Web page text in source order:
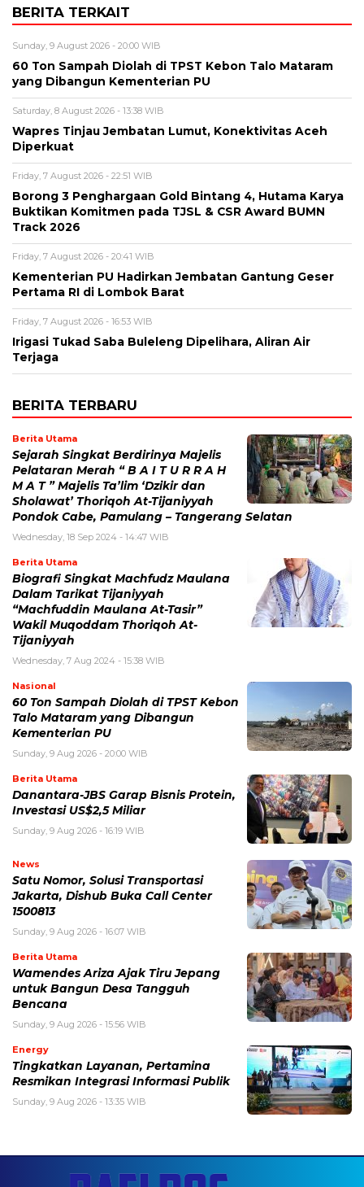
BERITA TERKAIT
Sunday, 9 August 2026 - 20:00 WIB
60 Ton Sampah Diolah di TPST Kebon Talo Mataram
yang Dibangun Kementerian PU
Saturday, 8 August 2026 - 13:38 WIB
Wapres Tinjau Jembatan Lumut, Konektivitas Aceh
Diperkuat
Friday, 7 August 2026 - 22:51 WIB
Borong 3 Penghargaan Gold Bintang 4, Hutama Karya
Buktikan Komitmen pada TJSL & CSR Award BUMN
Track 2026
Friday, 7 August 2026 - 20:41 WIB
Kementerian PU Hadirkan Jembatan Gantung Geser
Pertama RI di Lombok Barat
Friday, 7 August 2026 - 16:53 WIB
Irigasi Tukad Saba Buleleng Dipelihara, Aliran Air
Terjaga
BERITA TERBARU
Berita Utama
Sejarah Singkat Berdirinya Majelis
Pelataran Merah “ B A I T U R R A H
M A T ” Majelis Ta’lim ‘Dzikir dan
Sholawat’ Thoriqoh At-Tijaniyyah
Pondok Cabe, Pamulang – Tangerang Selatan
Wednesday, 18 Sep 2024 - 14:47 WIB
Berita Utama
Biografi Singkat Machfudz Maulana
Dalam Tarikat Tijaniyyah
“Machfuddin Maulana At-Tasir”
Wakil Muqoddam Thoriqoh At-
Tijaniyyah
Wednesday, 7 Aug 2024 - 15:38 WIB
Nasional
60 Ton Sampah Diolah di TPST Kebon
Talo Mataram yang Dibangun
Kementerian PU
Sunday, 9 Aug 2026 - 20:00 WIB
Berita Utama
Danantara-JBS Garap Bisnis Protein,
Investasi US$2,5 Miliar
Sunday, 9 Aug 2026 - 16:19 WIB
News
Satu Nomor, Solusi Transportasi
Jakarta, Dishub Buka Call Center
1500813
Sunday, 9 Aug 2026 - 16:07 WIB
Berita Utama
Wamendes Ariza Ajak Tiru Jepang
untuk Bangun Desa Tangguh
Bencana
Sunday, 9 Aug 2026 - 15:56 WIB
Energy
Tingkatkan Layanan, Pertamina
Resmikan Integrasi Informasi Publik
Sunday, 9 Aug 2026 - 13:35 WIB